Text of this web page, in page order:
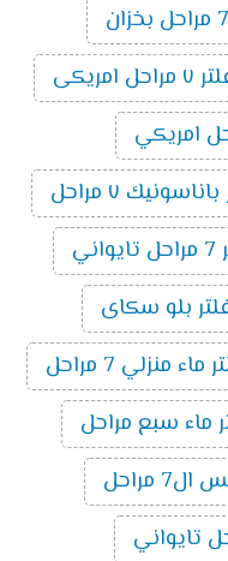
مراحل امريكى
٧ مراحل
بلو سكاى
ماء منزلي 7 مراحل
ماء سبع مراحل